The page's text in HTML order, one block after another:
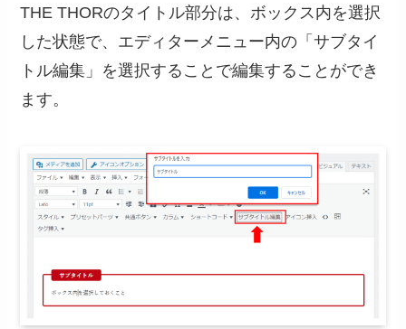
THE THORのタイトル部分は、ボックス内を選択
した状態で、エディターメニュー内の「サブタイ
トル編集」を選択することで編集することができ
ます。